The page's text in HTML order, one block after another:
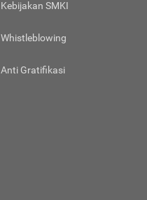
Kebijakan SMKI
Whistleblowing
Anti Gratifikasi